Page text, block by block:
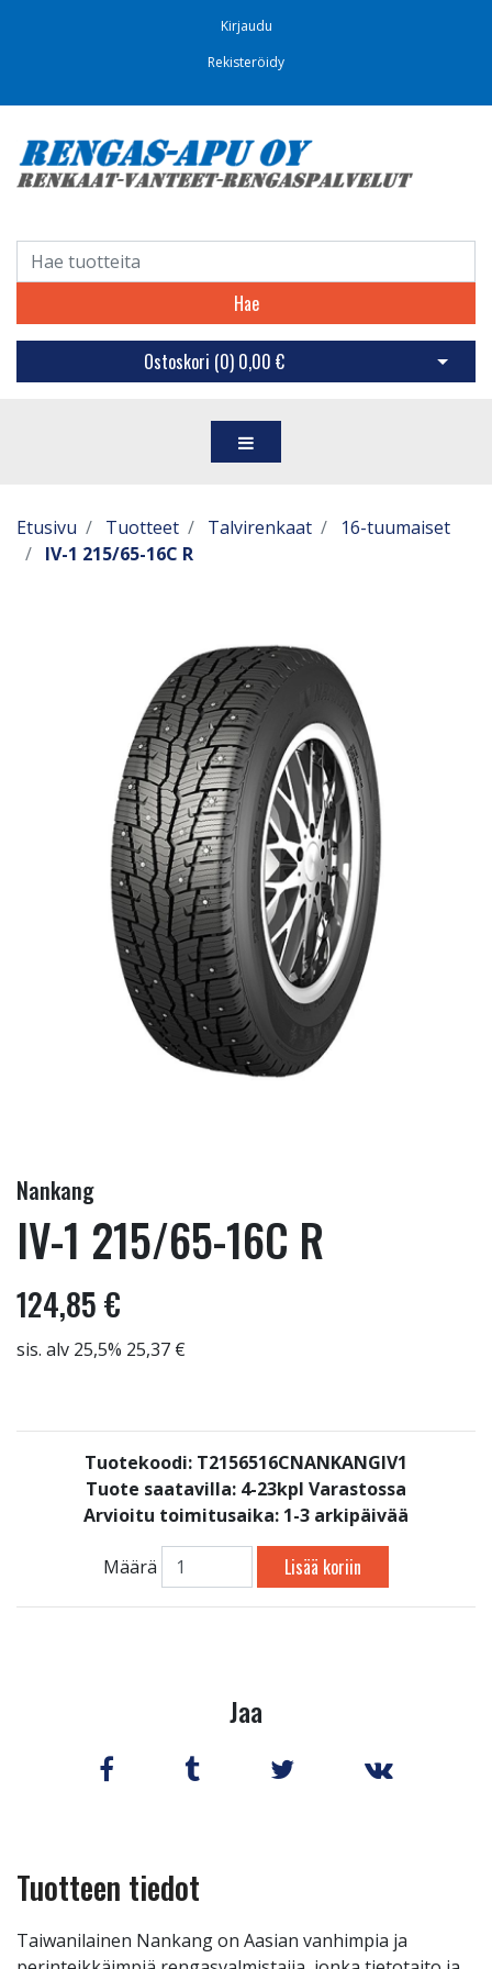
Kirjaudu
Rekisteröidy
Hae
Ostoskori (0) 0,00 € Avaa
Etusivu Tuotteet Talvirenkaat
16-tuumaiset
IV-1 215/65-16C R
Nankang
IV-1 215/65-16C R
124,85 €
sis. alv 25,5% 25,37 €
Tuotekoodi: T2156516CNANKANGIV1
Tuote saatavilla: 4-23kpl Varastossa
Arvioitu toimitusaika: 1-3 arkipäivää
Määrä Lisää koriin
Jaa
Tuotteen tiedot
Taiwanilainen Nankang on Aasian vanhimpia ja